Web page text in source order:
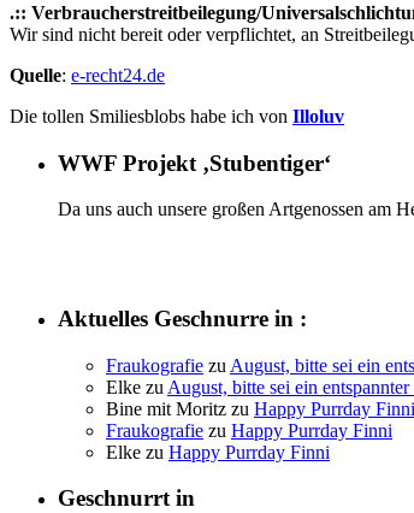
.:: Verbraucherstreitbeilegung/
Wir sind nicht bereit oder verpflichtet, an
Quelle: e-recht24.de
Die tollen Smiliesblobs habe ich von Illoluv
WWF Projekt ‚Stubentiger‘
Da uns auch unsere großen Artgenossen am
Aktuelles Geschnurre in :
Fraukografie zu August, bitte sei ein
Elke zu August, bitte sei ein
Bine mit Moritz zu Happy Purrday Finni
Fraukografie zu Happy Purrday Finni
Elke zu Happy Purrday Finni
Geschnurrt in